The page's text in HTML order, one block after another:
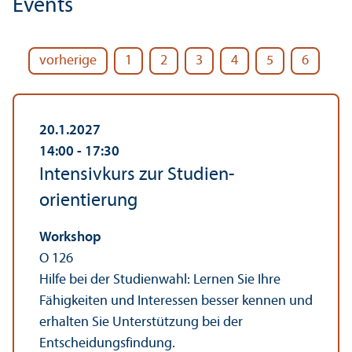
Events
vorherige 1 2 3 4 5 6
20.1.2027
14:00 ‐ 17:30
Intensivkurs zur Studien­
orientierung
Workshop
O 126
Hilfe bei der Studien­wahl: Lernen Sie Ihre
Fähigkeiten und Interessen besser kennen und
erhalten Sie Unter­stützung bei der
Entscheidungs­findung.